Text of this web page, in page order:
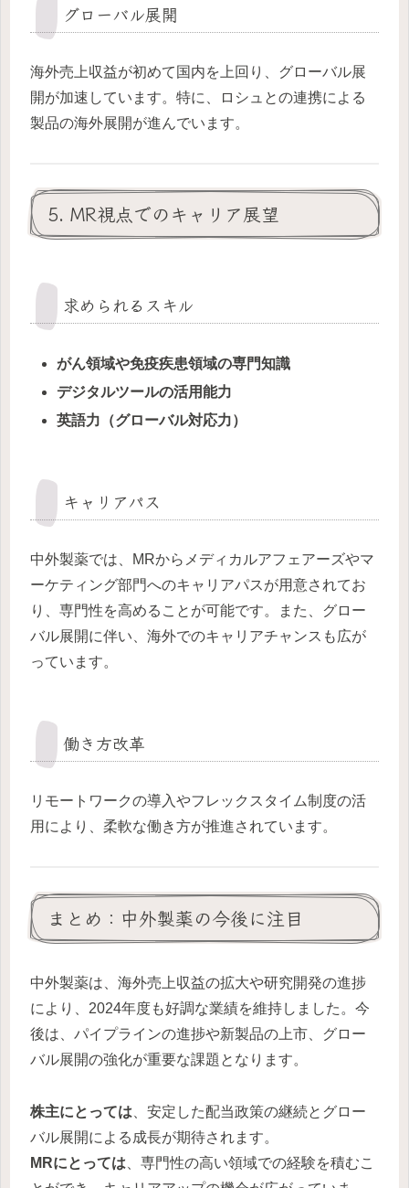
グローバル展開
海外売上収益が初めて国内を上回り、グローバル展
開が加速しています。特に、ロシュとの連携による
製品の海外展開が進んでいます。
5. MR視点でのキャリア展望
求められるスキル
がん領域や免疫疾患領域の専門知識
デジタルツールの活用能力
英語力（グローバル対応力）
キャリアパス
中外製薬では、MRからメディカルアフェアーズやマ
ーケティング部門へのキャリアパスが用意されてお
り、専門性を高めることが可能です。また、グロー
バル展開に伴い、海外でのキャリアチャンスも広が
っています。
働き方改革
リモートワークの導入やフレックスタイム制度の活
用により、柔軟な働き方が推進されています。
まとめ：中外製薬の今後に注目
中外製薬は、海外売上収益の拡大や研究開発の進捗
により、2024年度も好調な業績を維持しました。今
後は、パイプラインの進捗や新製品の上市、グロー
バル展開の強化が重要な課題となります。
株主にとっては 、安定した配当政策の継続とグロー
バル展開による成長が期待されます。
MRにとっては 、専門性の高い領域での経験を積むこ